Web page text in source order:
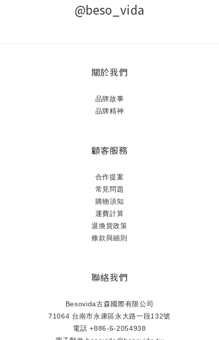
@beso_vida
關於我們
品牌故事
品牌精神
顧客服務
合作提案
常見問題
購物須知
運費計算
退換貨政策
條款與細則
聯絡我們
Besovida古森國際有限公司
71064 台南市永康區永大路一段132號
電話 +886-6-2054938